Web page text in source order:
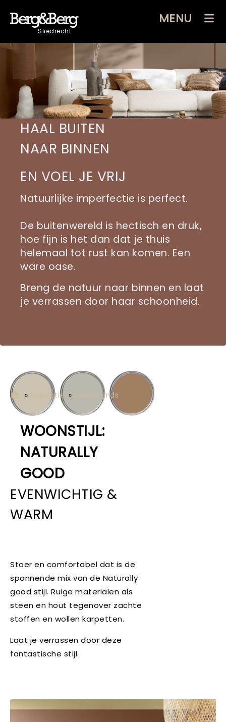
Sliedrecht
MENU
» Inspiratie » Woontrends
HAAL BUITEN
NAAR BINNEN
EN VOEL JE VRIJ
Natuurlijke imperfectie is perfect.
De buitenwereld is hectisch en druk,
hoe fijn is het dan dat je thuis
helemaal tot rust kan komen. Een
ware oase.
Breng de natuur naar binnen en laat
je verrassen door haar schoonheid.
WOONSTIJL:
NATURALLY
GOOD
EVENWICHTIG &
WARM
Stoer en comfortabel dat is de
spannende mix van de Naturally
good stijl. Ruige materialen als
steen en hout tegenover zachte
stoffen en wollen karpetten.
Laat je verrassen door deze
fantastische stijl.